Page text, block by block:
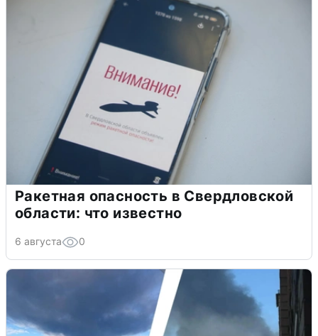
Ракетная опасность в Свердловской
области: что известно
6 августа 0